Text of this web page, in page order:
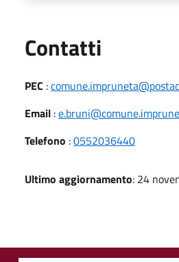
Contatti
PEC :
Email :
Telefono :0552036440
Ultimo aggiornamento: 24